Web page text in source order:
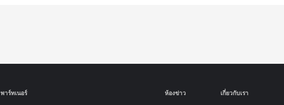
พาร์ทเนอร์
ห้องข่าว เกี่ยวกับเรา